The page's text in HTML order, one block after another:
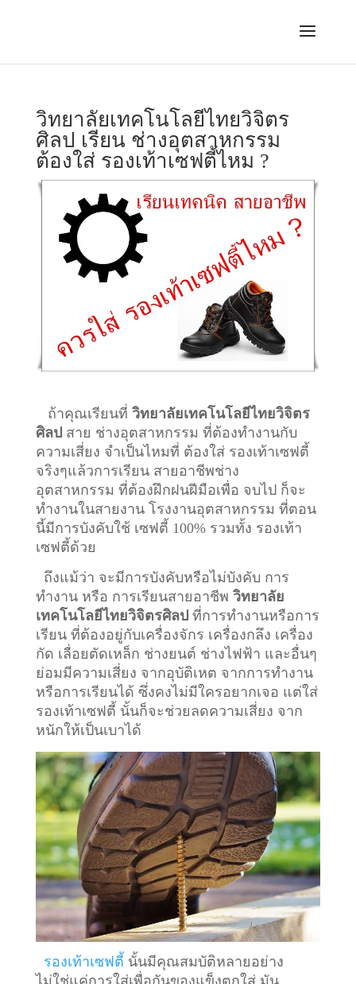
วิทยาลัยเทคโนโลยีไทยวิจิตร
ศิลป เรียน ช่างอุตสาหกรรม
ต้องใส่ รองเท้าเซฟตี้ไหม ?
ถ้าคุณเรียนที่ วิทยาลัยเทคโนโลยีไทยวิจิตร
ศิลปสาย ช่างอุตสาหกรรม ที่ต้องทำงานกับ
ความเสี่ยง จำเป็นไหมที่ ต้องใส่ รองเท้าเซฟตี้
จริงๆแล้วการเรียน สายอาชีพช่าง
อุตสาหกรรม ที่ต้องฝึกฝนฝีมือเพื่อ จบไป ก็จะ
ทำงานในสายงาน โรงงานอุตสาหกรรม ที่ตอน
นี้มีการบังคับใช้ เซฟตี้ 100% รวมทั้ง รองเท้า
เซฟตี้ด้วย
ถึงแม้ว่า จะมีการบังคับหรือไม่บังคับ การ
ทำงาน หรือ การเรียนสายอาชีพ วิทยาลัย
เทคโนโลยีไทยวิจิตรศิลปที่การทำงานหรือการ
เรียน ที่ต้องอยู่กับเครื่องจักร เครื่องกลึง เครื่อง
กัด เลื่อยตัดเหล็ก ช่างยนต์ ช่างไฟฟ้า และอื่นๆ
ย่อมมีความเสี่ยง จากอุบัติเหต จากการทำงาน
หรือการเรียนได้ ซึ่งคงไม่มีใครอยากเจอ แต่ใส่
รองเท้าเซฟตี้ นั้นก็จะช่วยลดความเสี่ยง จาก
หนักให้เป็นเบาได้
รองเท้าเซฟตี้ นั้นมีคุณสมบัติหลายอย่าง
ไม่ใช่แค่การใส่เพื่อกันของแข็งตกใส่ มัน